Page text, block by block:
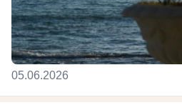
05.06.2026